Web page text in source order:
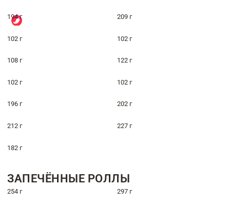
194 г 209 г
102 г 102 г
108 г 122 г
102 г 102 г
196 г 202 г
212 г 227 г
182 г
ЗАПЕЧЁННЫЕ РОЛЛЫ
254 г 297 г